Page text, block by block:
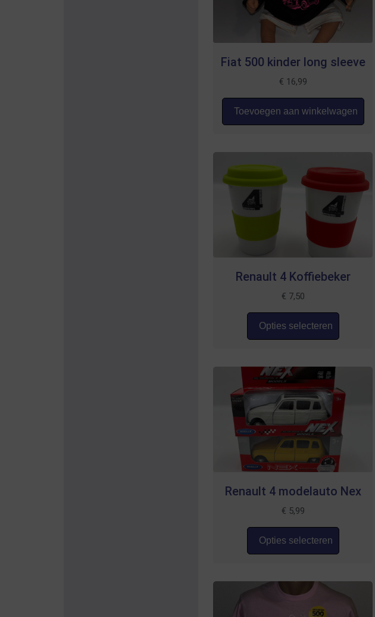
Fiat 500 kinder long sleeve
€ 16,99
Toevoegen aan winkelwagen
Renault 4 Koffiebeker
€ 7,50
Opties selecteren
Renault 4 modelauto Nex
€ 5,99
Opties selecteren